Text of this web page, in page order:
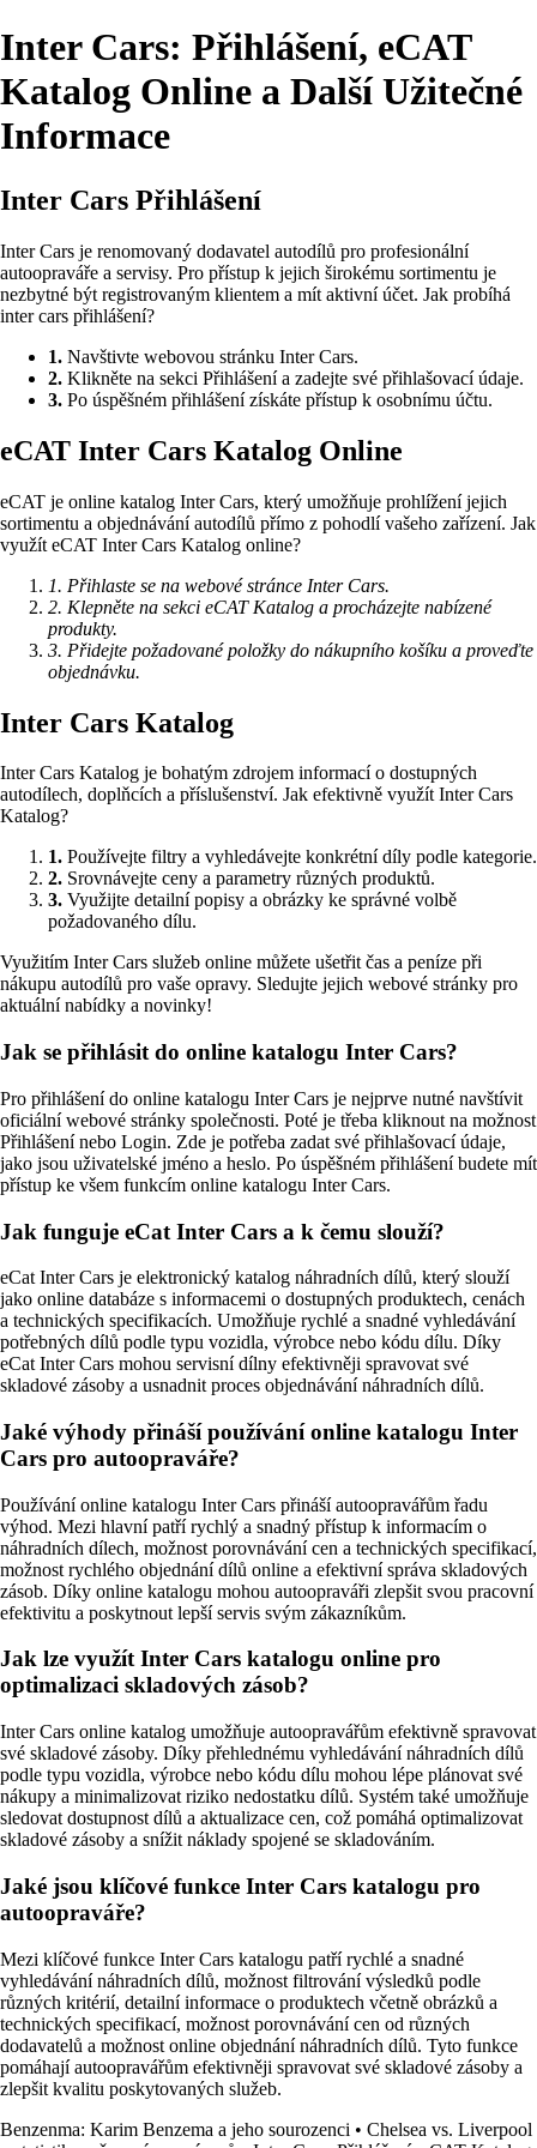
Inter Cars: Přihlášení, eCAT
Katalog Online a Další Užitečné
Informace
Inter Cars Přihlášení
Inter Cars je renomovaný dodavatel autodílů pro profesionální
autoopraváře a servisy. Pro přístup k jejich širokému sortimentu je
nezbytné být registrovaným klientem a mít aktivní účet. Jak probíhá
inter cars přihlášení?
1. Navštivte webovou stránku Inter Cars.
2. Klikněte na sekci Přihlášení a zadejte své přihlašovací údaje.
3. Po úspěšném přihlášení získáte přístup k osobnímu účtu.
eCAT Inter Cars Katalog Online
eCAT je online katalog Inter Cars, který umožňuje prohlížení jejich
sortimentu a objednávání autodílů přímo z pohodlí vašeho zařízení. Jak
využít eCAT Inter Cars Katalog online?
1. Přihlaste se na webové stránce Inter Cars.
2. Klepněte na sekci eCAT Katalog a procházejte nabízené
produkty.
3. Přidejte požadované položky do nákupního košíku a proveďte
objednávku.
Inter Cars Katalog
Inter Cars Katalog je bohatým zdrojem informací o dostupných
autodílech, doplňcích a příslušenství. Jak efektivně využít Inter Cars
Katalog?
1. Používejte filtry a vyhledávejte konkrétní díly podle kategorie.
2. Srovnávejte ceny a parametry různých produktů.
3. Využijte detailní popisy a obrázky ke správné volbě
požadovaného dílu.
Využitím Inter Cars služeb online můžete ušetřit čas a peníze při
nákupu autodílů pro vaše opravy. Sledujte jejich webové stránky pro
aktuální nabídky a novinky!
Jak se přihlásit do online katalogu Inter Cars?
Pro přihlášení do online katalogu Inter Cars je nejprve nutné navštívit
oficiální webové stránky společnosti. Poté je třeba kliknout na možnost
Přihlášení nebo Login. Zde je potřeba zadat své přihlašovací údaje,
jako jsou uživatelské jméno a heslo. Po úspěšném přihlášení budete mít
přístup ke všem funkcím online katalogu Inter Cars.
Jak funguje eCat Inter Cars a k čemu slouží?
eCat Inter Cars je elektronický katalog náhradních dílů, který slouží
jako online databáze s informacemi o dostupných produktech, cenách
a technických specifikacích. Umožňuje rychlé a snadné vyhledávání
potřebných dílů podle typu vozidla, výrobce nebo kódu dílu. Díky
eCat Inter Cars mohou servisní dílny efektivněji spravovat své
skladové zásoby a usnadnit proces objednávání náhradních dílů.
Jaké výhody přináší používání online katalogu Inter
Cars pro autoopraváře?
Používání online katalogu Inter Cars přináší autoopravářům řadu
výhod. Mezi hlavní patří rychlý a snadný přístup k informacím o
náhradních dílech, možnost porovnávání cen a technických specifikací,
možnost rychlého objednání dílů online a efektivní správa skladových
zásob. Díky online katalogu mohou autoopraváři zlepšit svou pracovní
efektivitu a poskytnout lepší servis svým zákazníkům.
Jak lze využít Inter Cars katalogu online pro
optimalizaci skladových zásob?
Inter Cars online katalog umožňuje autoopravářům efektivně spravovat
své skladové zásoby. Díky přehlednému vyhledávání náhradních dílů
podle typu vozidla, výrobce nebo kódu dílu mohou lépe plánovat své
nákupy a minimalizovat riziko nedostatku dílů. Systém také umožňuje
sledovat dostupnost dílů a aktualizace cen, což pomáhá optimalizovat
skladové zásoby a snížit náklady spojené se skladováním.
Jaké jsou klíčové funkce Inter Cars katalogu pro
autoopraváře?
Mezi klíčové funkce Inter Cars katalogu patří rychlé a snadné
vyhledávání náhradních dílů, možnost filtrování výsledků podle
různých kritérií, detailní informace o produktech včetně obrázků a
technických specifikací, možnost porovnávání cen od různých
dodavatelů a možnost online objednání náhradních dílů. Tyto funkce
pomáhají autoopravářům efektivněji spravovat své skladové zásoby a
zlepšit kvalitu poskytovaných služeb.
Benzenma: Karim Benzema a jeho sourozenci • Chelsea vs. Liverpool